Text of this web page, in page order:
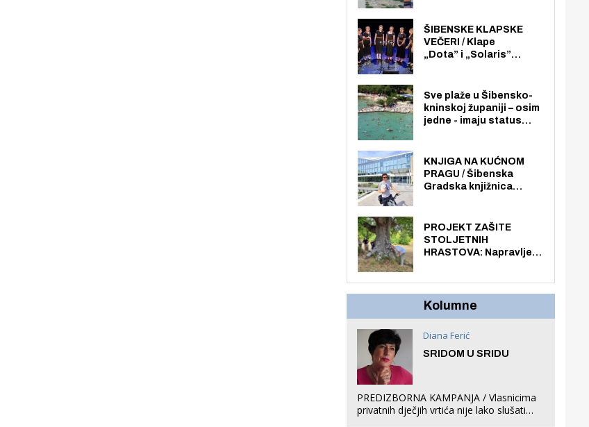
nego radno sposobnih
osoba među svojih 170
stanovnika.
ŠIBENSKE KLAPSKE
VEČERI / Klape
„Dota” i „Solaris”
loži
Sve plaže u Šibensko-
kninskoj županiji – osim
jedne - imaju status
općoj upotrebi. Pristup
je slobodan i besplatan
za sve građane i
KNJIGA NA KUĆNOM
PRAGU / Šibenska
Gradska knjižnica
knjiga na kućnu adresu
električnim biciklom.
PROJEKT ZAŠITE
STOLJETNIH
HRASTOVA: Napravljen
Kolumne
Diana Ferić
SRIDOM U SRIDU
PREDIZBORNA KAMPANJA / Vlasnicima
privatnih dječjih vrtića nije lako slušati